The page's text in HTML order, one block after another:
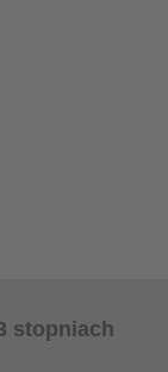
stopniach